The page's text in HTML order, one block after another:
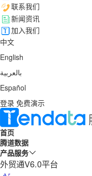
联系我们
新闻资讯
加入我们
中文
English
بالعربية
Español
登录 免费演示
首页
腾道数据
产品服务
外贸通V6.0平台